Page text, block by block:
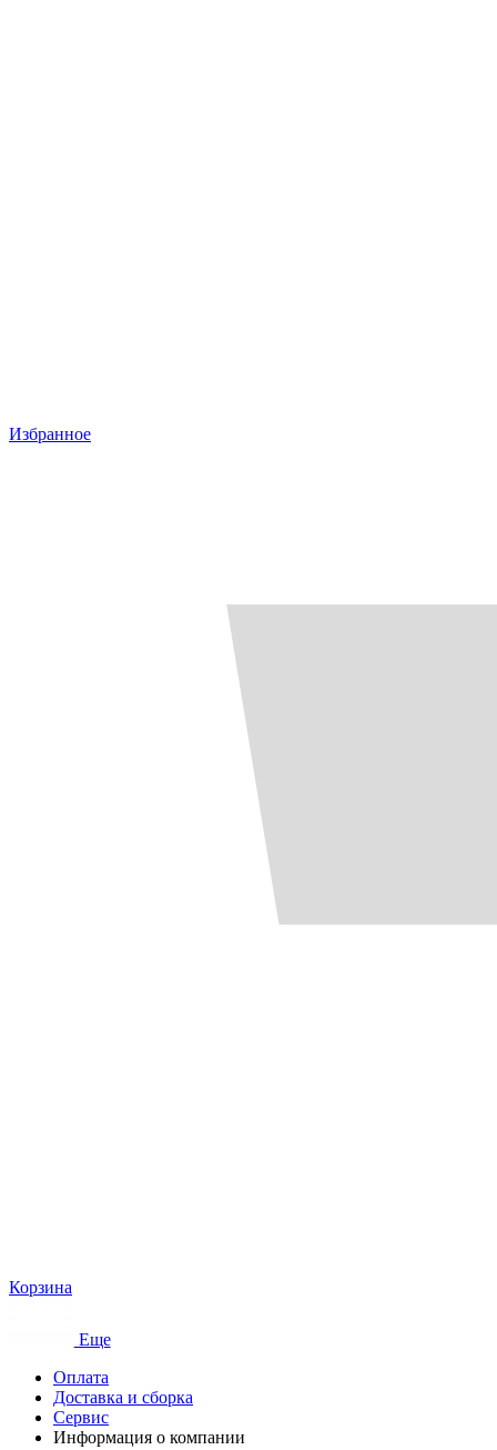
Избранное
Корзина
Еще
Оплата
Доставка и сборка
Сервис
Информация о компании